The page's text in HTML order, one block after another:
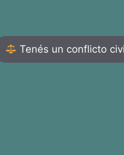
Tenés un conflicto